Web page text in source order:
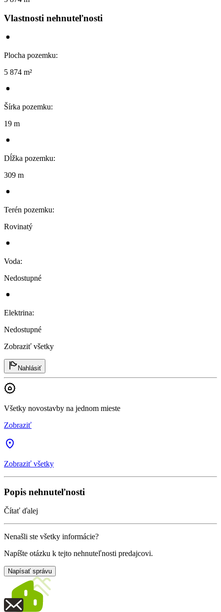
Vlastnosti nehnuteľnosti
Plocha pozemku:
5 874 m²
Šírka pozemku:
19 m
Dĺžka pozemku:
309 m
Terén pozemku:
Rovinatý
Voda:
Nedostupné
Elektrina:
Nedostupné
Zobraziť všetky
Nahlásiť
Všetky novostavby na jednom mieste
Zobraziť
Zobraziť všetky
Popis nehnuteľnosti
Čítať ďalej
Nenašli ste všetky informácie?
Napíšte otázku k tejto nehnuteľnosti predajcovi.
Napísať správu